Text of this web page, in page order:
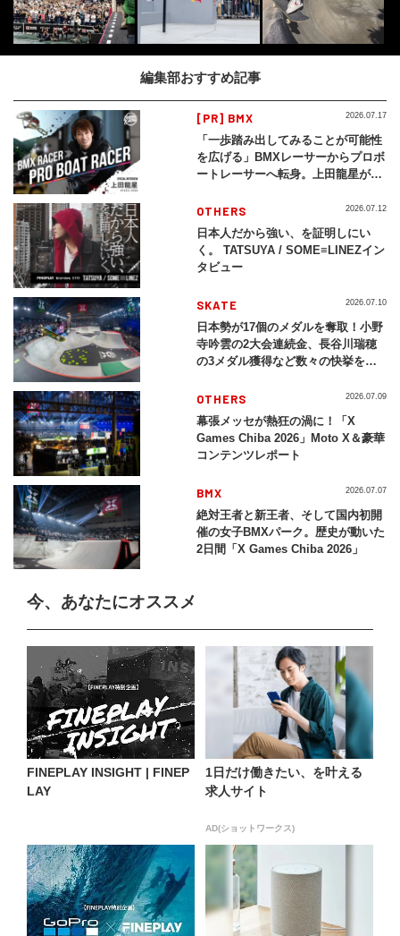
編集部おすすめ記事
[PR] BMX
「一歩踏み出してみることが可能性
を広げる」BMXレーサーからプロボ
ートレーサーへ転身。上田龍星が体
2026.07.17
OTHERS
日本人だから強い、を証明しにい
く。 TATSUYA / SOME≡LINEZイン
タビュー
2026.07.12
SKATE
日本勢が17個のメダルを奪取！小野
寺吟雲の2大会連続金、長谷川瑞穂
の3メダル獲得など数々の快挙をプ
2026」
2026.07.10
OTHERS
幕張メッセが熱狂の渦に！「X
Games Chiba 2026」Moto X＆豪華
コンテンツレポート
2026.07.09
BMX
絶対王者と新王者、そして国内初開
催の女子BMXパーク。歴史が動いた
2日間「X Games Chiba 2026」
2026.07.07
今、あなたにオススメ
FINEPLAY INSIGHT | FINEP
LAY
1日だけ働きたい、を叶える
求人サイト
AD(ショットワークス)